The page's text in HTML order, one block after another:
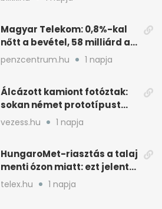
Magyar Telekom: 0,8%-kal
nőtt a bevétel, 58 milliárd a
nyereség
penzcentrum.hu 1 napja
Álcázott kamiont fotóztak:
sokan német prototípust
sejtenek mögötte
vezess.hu 1 napja
HungaroMet-riasztás a talaj
menti ózon miatt: ezt jelenti
a gyakorlatban
telex.hu 1 napja